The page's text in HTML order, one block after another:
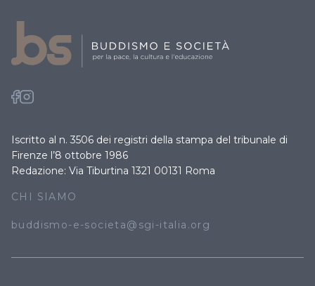
Iscritto al n. 3506 dei registri della stampa del tribunale di
Firenze l’8 ottobre 1986
Redazione: Via Tiburtina 1321 00131 Roma
CHI SIAMO
buddismo-e-societa@sgi-italia.org